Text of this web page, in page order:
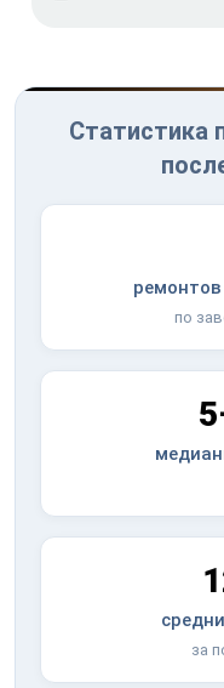
Статистика
по
за